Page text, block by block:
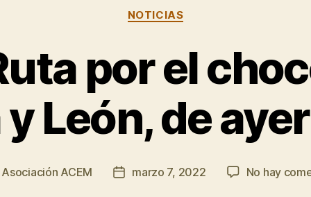
Categorías
NOTICIAS
por el
León, de
Asociación ACEM
Fechamarzo 7, 2022 No hay